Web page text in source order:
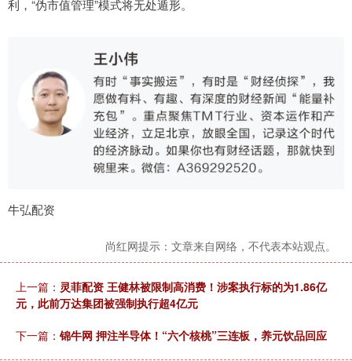
利，“伪市值管理”模式将无处遁形。
牛弘配资
尚红网提示：文章来自网络，不代表本站观点。
上一篇： 灵菲配资 王健林被限制高消费！涉案执行标的为1.86亿
元，此前万达集团被强制执行超4亿元
下一篇： 锦牛网 押注半导体！“六个核桃”三连板，养元饮品回应